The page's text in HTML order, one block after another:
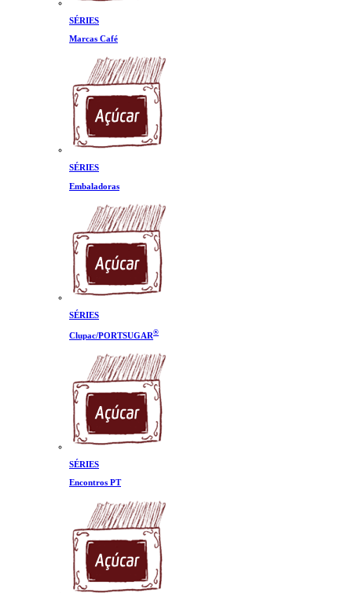
SÉRIES
Marcas Café
SÉRIES
Embaladoras
SÉRIES
Clupac/PORTSUGAR®
SÉRIES
Encontros PT